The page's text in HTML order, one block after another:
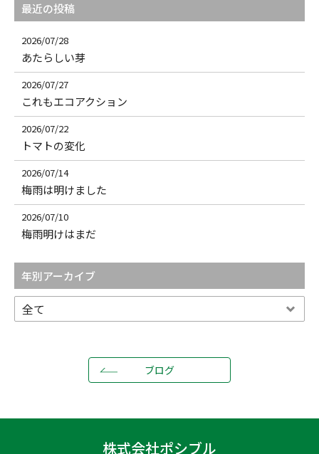
最近の投稿
2026/07/28
あたらしい芽
2026/07/27
これもエコアクション
2026/07/22
トマトの変化
2026/07/14
梅雨は明けました
2026/07/10
梅雨明けはまだ
年別アーカイブ
ブログ
株式会社ポシブル